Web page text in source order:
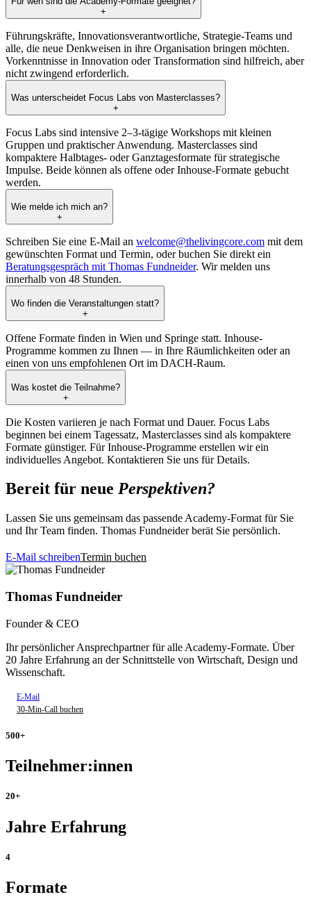
+
Führungskräfte, Innovationsverantwortliche, Strategie-Teams und
alle, die neue Denkweisen in ihre Organisation bringen möchten.
Vorkenntnisse in Innovation oder Transformation sind hilfreich, aber
nicht zwingend erforderlich.
Was unterscheidet Focus Labs von Masterclasses?
+
Focus Labs sind intensive 2–3-tägige Workshops mit kleinen
Gruppen und praktischer Anwendung. Masterclasses sind
kompaktere Halbtages- oder Ganztagesformate für strategische
Impulse. Beide können als offene oder Inhouse-Formate gebucht
werden.
Wie melde ich mich an?
+
Schreiben Sie eine E-Mail an welcome@thelivingcore.com mit dem
gewünschten Format und Termin, oder buchen Sie direkt ein
Beratungsgespräch mit Thomas Fundneider. Wir melden uns
innerhalb von 48 Stunden.
Wo finden die Veranstaltungen statt?
+
Offene Formate finden in Wien und Springe statt. Inhouse-
Programme kommen zu Ihnen — in Ihre Räumlichkeiten oder an
einen von uns empfohlenen Ort im DACH-Raum.
Was kostet die Teilnahme?
+
Die Kosten variieren je nach Format und Dauer. Focus Labs
beginnen bei einem Tagessatz, Masterclasses sind als kompaktere
Formate günstiger. Für Inhouse-Programme erstellen wir ein
individuelles Angebot. Kontaktieren Sie uns für Details.
Bereit für neue Perspektiven?
Lassen Sie uns gemeinsam das passende Academy-Format für Sie
und Ihr Team finden. Thomas Fundneider berät Sie persönlich.
E-Mail schreibenTermin buchen
Thomas Fundneider
Founder & CEO
Ihr persönlicher Ansprechpartner für alle Academy-Formate. Über
20 Jahre Erfahrung an der Schnittstelle von Wirtschaft, Design und
Wissenschaft.
E-Mail
30-Min-Call buchen
500+
Teilnehmer:innen
20+
Jahre Erfahrung
4
Formate